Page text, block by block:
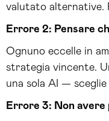
valutato alternative.
Errore 2: Pensare
Ognuno eccelle in
strategia vincente.
una sola AI — sceglie
Errore 3: Non